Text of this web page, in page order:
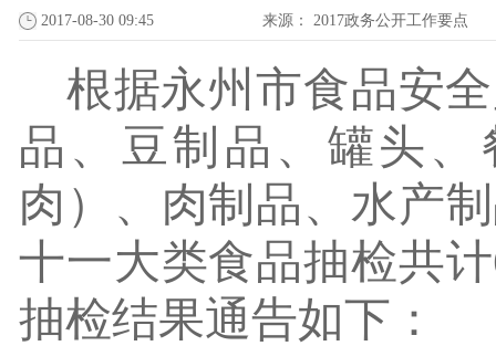
2017-08-30 09:45 来源： 2017政务公开工作要点
根据永州市食品安
品、豆制品、罐头
肉）、肉制品、水产
十一大类食品抽检共计
抽检结果通告如下：